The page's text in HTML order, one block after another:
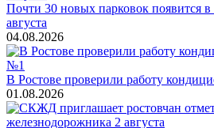
Почти 30 новых парковок появится в
августа
04.08.2026
В Ростове проверили работу
01.08.2026